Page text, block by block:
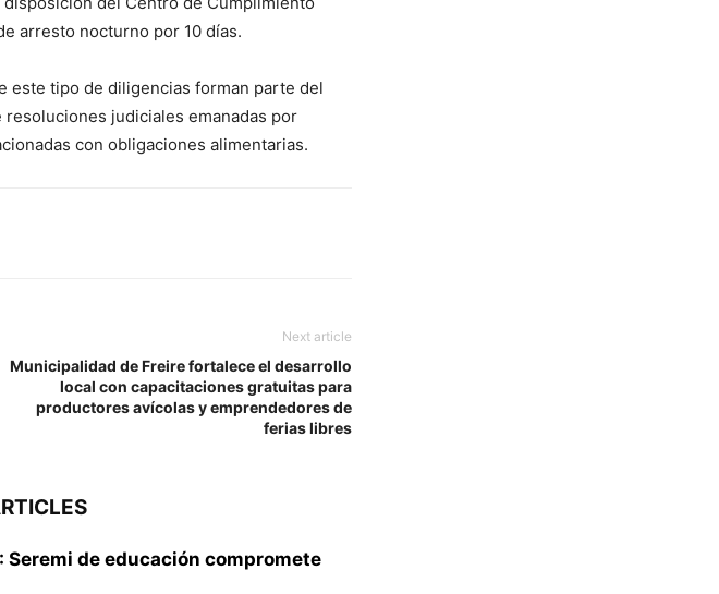
arresto nocturno por 10 días.
este tipo de diligencias forman parte del
judiciales emanadas por
con obligaciones alimentarias.
Next article
Municipalidad de Freire fortalece el desarrollo
local con capacitaciones gratuitas para
productores avícolas y emprendedores de
ferias libres
Seremi de educación compromete